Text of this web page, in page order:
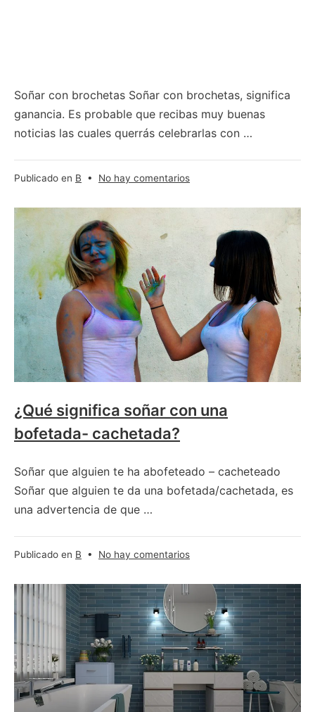
Soñar con brochetas Soñar con brochetas, significa
ganancia. Es probable que recibas muy buenas
noticias las cuales querrás celebrarlas con …
Publicado en B • No hay comentariosen
significa
soñar
una
brocheta
pincho
espiedo?
¿Qué significa soñar con una
bofetada- cachetada?
Soñar que alguien te ha abofeteado – cacheteado
Soñar que alguien te da una bofetada/cachetada, es
una advertencia de que …
Publicado en B • No hay comentariosen
significa
con
una
bofetada-
cachetada?